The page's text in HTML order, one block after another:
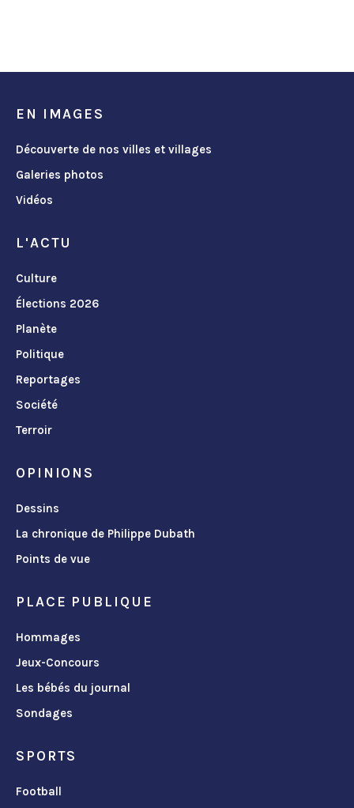
EN IMAGES
Découverte de nos villes et villages
Galeries photos
Vidéos
L'ACTU
Culture
Élections 2026
Planète
Politique
Reportages
Société
Terroir
OPINIONS
Dessins
La chronique de Philippe Dubath
Points de vue
PLACE PUBLIQUE
Hommages
Jeux-Concours
Les bébés du journal
Sondages
SPORTS
Football